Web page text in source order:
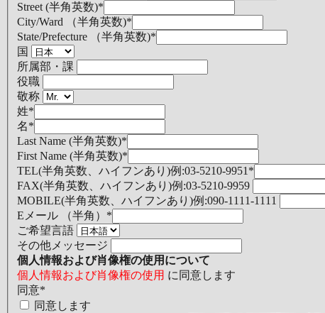
Street (半角英数)*
City/Ward （半角英数)*
State/Prefecture （半角英数)*
国
所属部・課
役職
敬称
姓*
名*
Last Name (半角英数)*
First Name (半角英数)*
TEL(半角英数、ハイフンあり)例:03-5210-9951 *
FAX(半角英数、ハイフンあり)例:03-5210-9959
MOBILE(半角英数、ハイフンあり)例:090-1111-1111
Eメール （半角） *
ご希望言語
その他メッセージ
個人情報および肖像権の使用について
個人情報および肖像権の使用 に同意します
同意*
同意します